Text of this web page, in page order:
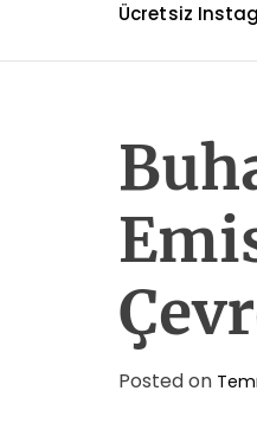
t
Ücretsiz
Posted on